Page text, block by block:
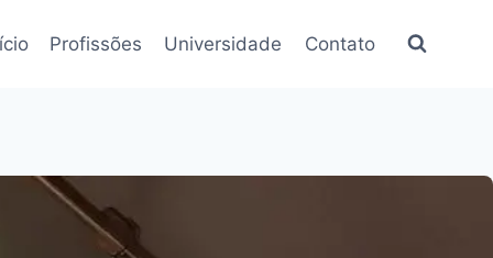
Profissões Universidade Contato